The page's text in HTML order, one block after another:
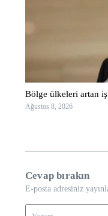
Bölge ülkeleri artan
Ağustos 8, 2026
Cevap bırakın
E-posta adresiniz